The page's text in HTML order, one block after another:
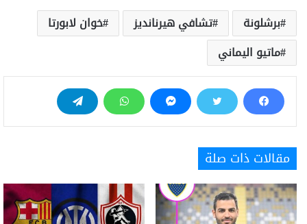
برشلونة تشافي هيرنانديز
خوان لابورتا
ماتيو اليماني
مقالات ذات صلة